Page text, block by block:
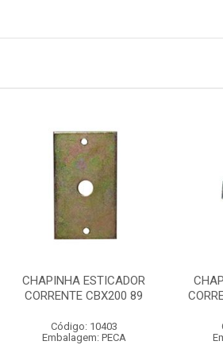
CHAPINHA ESTICADOR
CORRENTE CBX200 89
Código: 10403
Embalagem: PECA